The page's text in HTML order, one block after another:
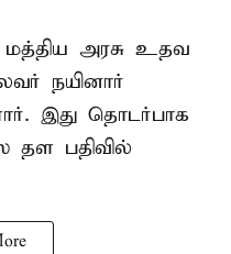
அரசு உதவ
நயினார்
இது தொடர்பாக
தள பதிவில்